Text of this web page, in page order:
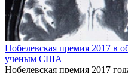
Нобелевская премия 2017 в
ученым США
Нобелевская премия 2017